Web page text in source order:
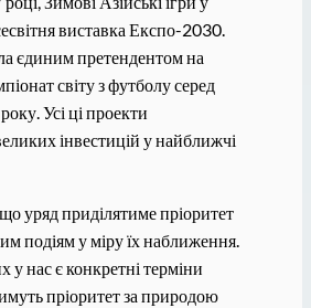
виставка Експо-2030.
єдиним претендентом на
світу з футболу серед
Усі ці проекти
інвестицій у найближчі
уряд приділятиме пріоритет
подіям у міру їх наближення.
у нас є конкретні терміни
пріоритет за природою